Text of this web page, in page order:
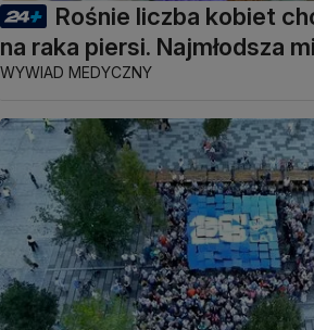
Rośnie liczba kobiet
na raka piersi. Najmłodsza
WYWIAD MEDYCZNY